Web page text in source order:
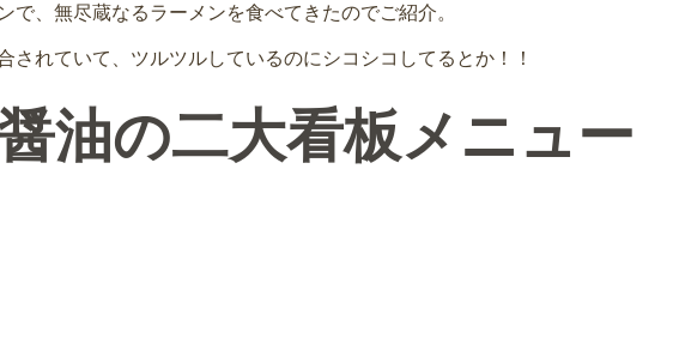
で、無尽蔵なるラーメンを食べてきたのでご紹介。
されていて、ツルツルしているのにシコシコしてるとか！！
油の二大看板メニュー